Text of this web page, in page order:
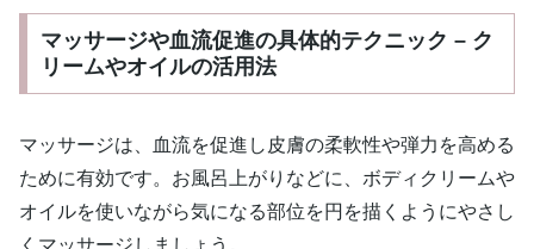
マッサージや血流促進の具体的テクニック – ク
リームやオイルの活用法
マッサージは、血流を促進し皮膚の柔軟性や弾力を高める
ために有効です。お風呂上がりなどに、ボディクリームや
オイルを使いながら気になる部位を円を描くようにやさし
くマッサージしましょう。